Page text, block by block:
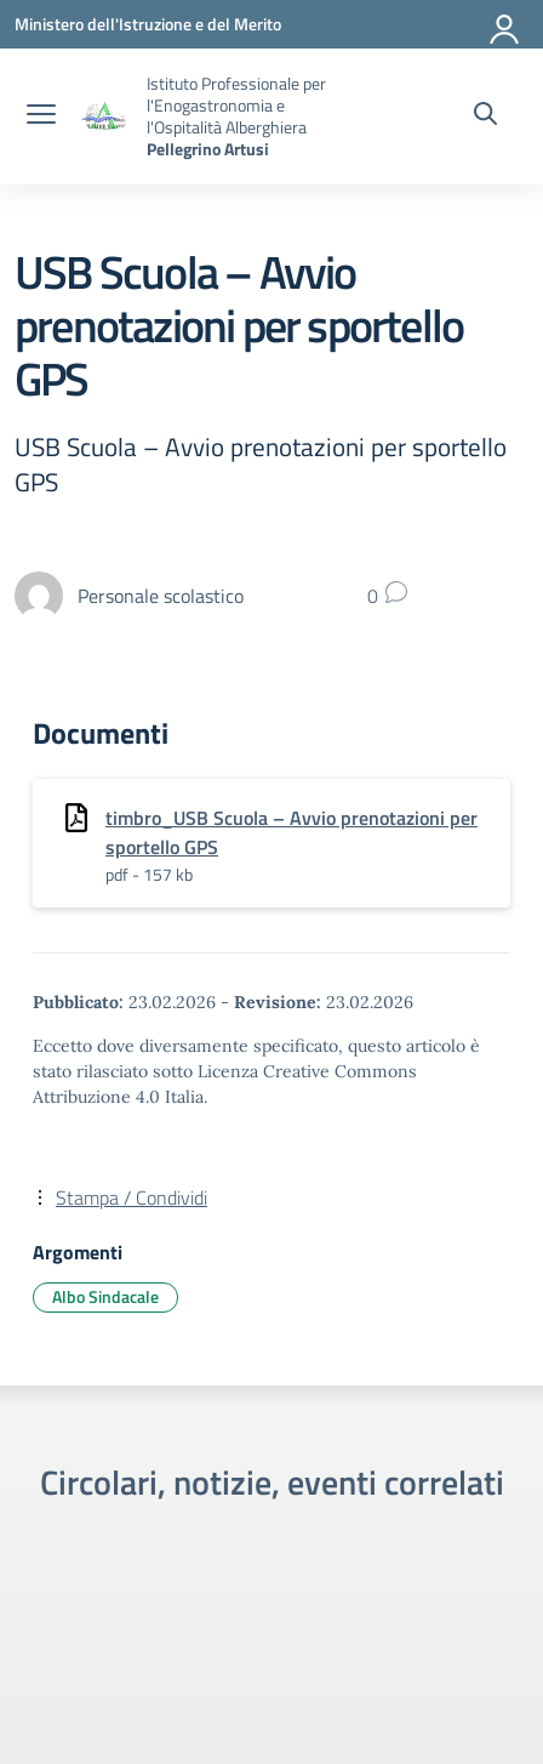
Vai ai contenuti
Vai al menu di navigazione
Vai al footer
Ministero dell'Istruzione e del Merito
Istituto Professionale per
l'Enogastronomia e
l'Ospitalità Alberghiera
Pellegrino Artusi
USB Scuola – Avvio
prenotazioni per sportello
GPS
USB Scuola – Avvio prenotazioni per sportello
GPS
Personale scolastico 0
Documenti
timbro_USB Scuola – Avvio prenotazioni per
sportello GPS
pdf - 157 kb
Pubblicato: 23.02.2026 - Revisione: 23.02.2026
Eccetto dove diversamente specificato, questo articolo è
stato rilasciato sotto Licenza Creative Commons
Attribuzione 4.0 Italia.
Stampa / Condividi
Argomenti
Albo Sindacale
Circolari, notizie, eventi correlati